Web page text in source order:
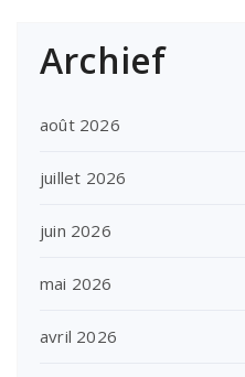
Archief
août 2026
juillet 2026
juin 2026
mai 2026
avril 2026